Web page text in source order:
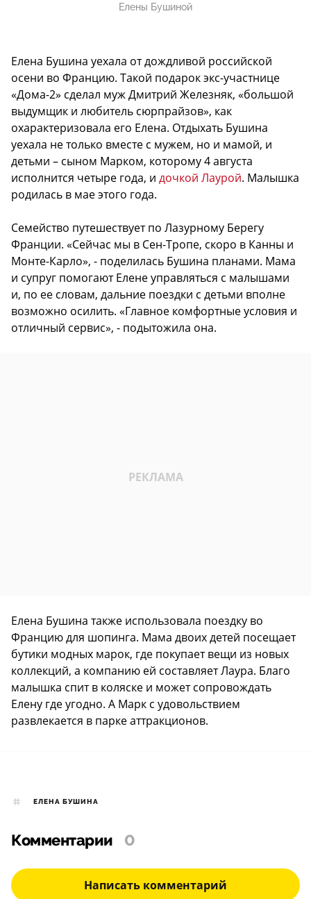
Елены Бушиной
Елена Бушина уехала от дождливой российской
осени во Францию. Такой подарок экс-участнице
«Дома-2» сделал муж Дмитрий Железняк, «большой
выдумщик и любитель сюрпрайзов», как
охарактеризовала его Елена. Отдыхать Бушина
уехала не только вместе с мужем, но и мамой, и
детьми – сыном Марком, которому 4 августа
исполнится четыре года, и дочкой Лаурой. Малышка
родилась в мае этого года.
Семейство путешествует по Лазурному Берегу
Франции. «Сейчас мы в Сен-Тропе, скоро в Канны и
Монте-Карло», - поделилась Бушина планами. Мама
и супруг помогают Елене управляться с малышами
и, по ее словам, дальние поездки с детьми вполне
возможно осилить. «Главное комфортные условия и
отличный сервис», - подытожила она.
Елена Бушина также использовала поездку во
Францию для шопинга. Мама двоих детей посещает
бутики модных марок, где покупает вещи из новых
коллекций, а компанию ей составляет Лаура. Благо
малышка спит в коляске и может сопровождать
Елену где угодно. А Марк с удовольствием
развлекается в парке аттракционов.
ЕЛЕНА БУШИНА
Комментарии 0
Написать комментарий